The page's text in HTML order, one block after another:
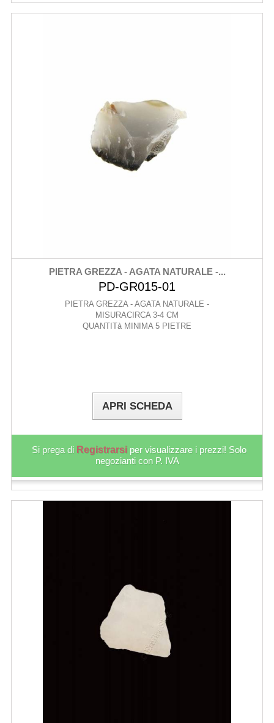
PIETRA GREZZA - AGATA NATURALE -...
PD-GR015-01
PIETRA GREZZA - AGATA NATURALE -
MISURACIRCA 3-4 CM
QUANTITà MINIMA 5 PIETRE
APRI SCHEDA
Si prega di Registrarsi per visualizzare i prezzi! Solo
negozianti con P. IVA